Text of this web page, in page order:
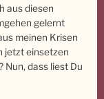
aus diesen
gelernt
meinen Krisen
jetzt einsetzen
dass liest Du